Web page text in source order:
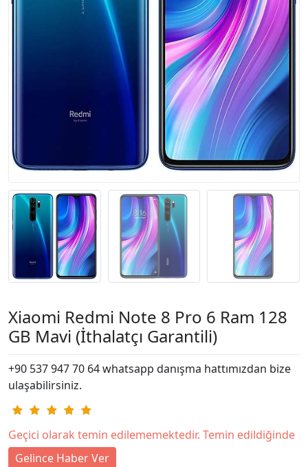
Xiaomi Redmi Note 8 Pro 6 Ram 128
GB Mavi (İthalatçı Garantili)
+90 537 947 70 64 whatsapp danışma hattımızdan bize
ulaşabilirsiniz.
Geçici olarak temin edilememektedir. Temin edildiğinde
Gelince Haber Ver